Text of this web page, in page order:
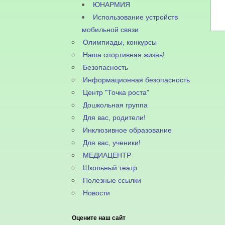
ЮНАРМИЯ
Использование устройств
мобильной связи
Олимпиады, конкурсы
Наша спортивная жизнь!
Безопасность
Информационная безопасность
Центр "Точка роста"
Дошкольная группа
Для вас, родители!
Инклюзивное образование
Для вас, ученики!
МЕДИАЦЕНТР
Школьный театр
Полезные ссылки
Новости
Оцените наш сайт